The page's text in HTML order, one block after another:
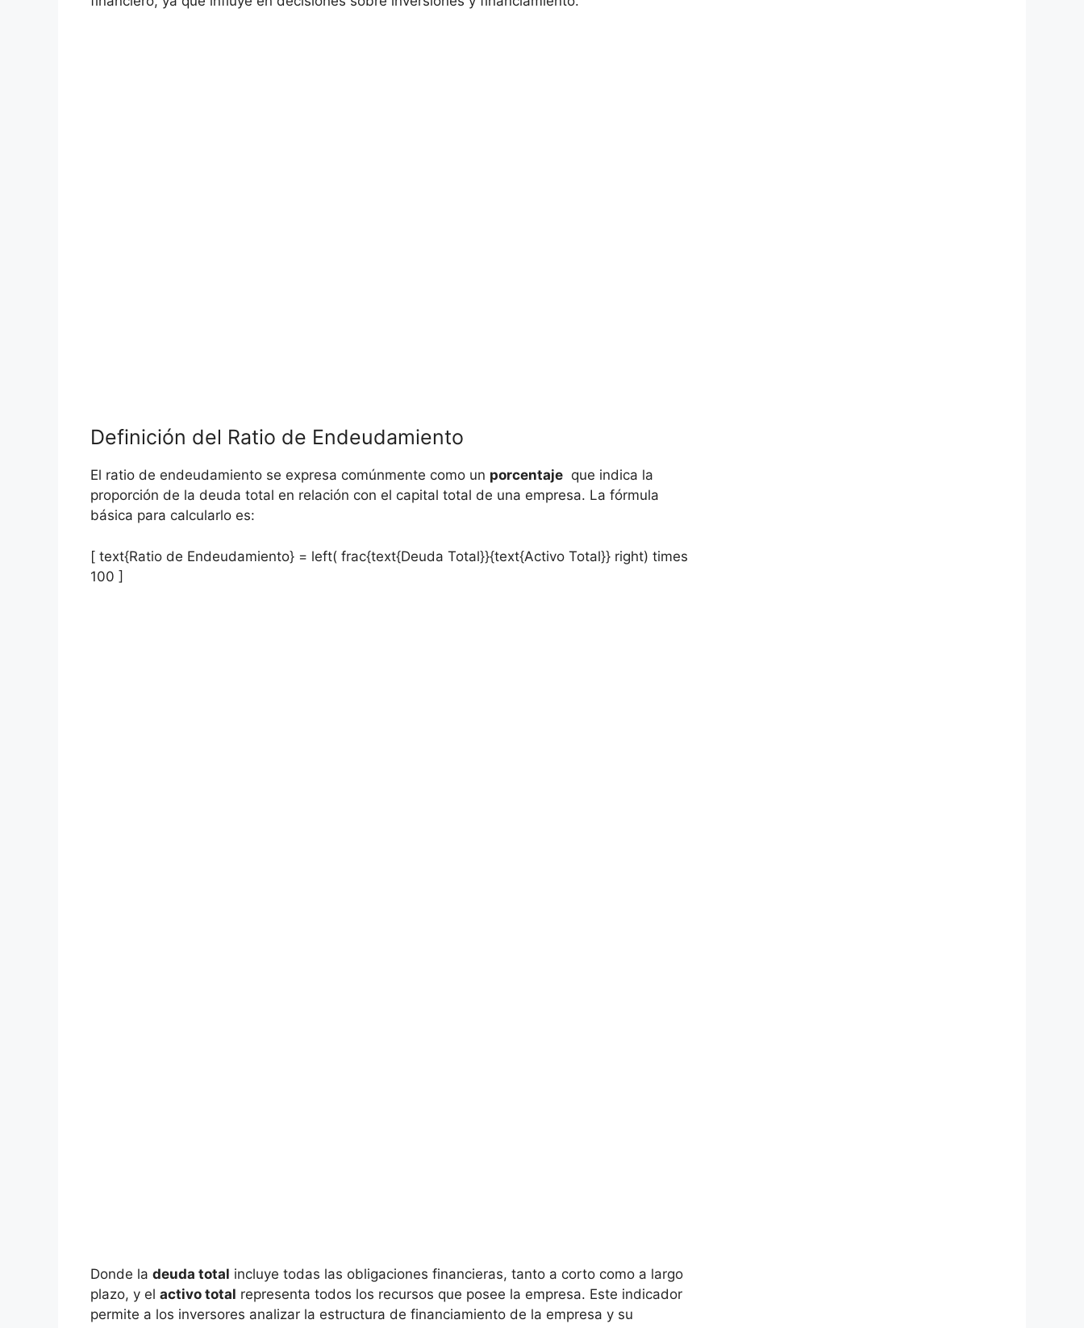
Definición del Ratio de‌ Endeudamiento
El‍ ratio de endeudamiento ⁤se expresa comúnmente ⁤como un porcentaje ‍ que indica la
proporción de ⁢la ‍deuda total en relación con el capital total de una empresa. La fórmula
básica ⁤para calcularlo es:
[ text{Ratio de Endeudamiento} = left( frac{text{Deuda Total}}{text{Activo Total}} right) times
100 ]
Donde ‍la​ deuda ‍total incluye todas las obligaciones financieras, tanto ‌a corto ‌como a largo
plazo, ⁢y​ el activo⁤ total representa todos los recursos que posee la empresa. Este indicador
permite‍ a los inversores analizar la estructura de financiamiento de la empresa⁤ y ⁤su